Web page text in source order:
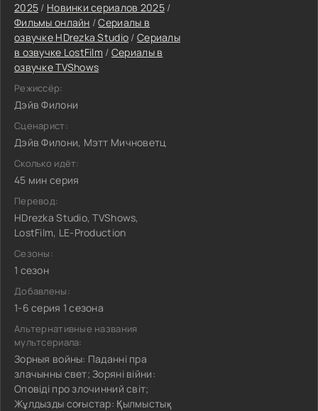
2025 / Новинки сериалов 2025/
Фильмы онлайн /Сериалы в
озвучке HDrezka Studio /Сериалы
в озвучке LostFilm / Сериалы в
озвучке TVShows
Режиссёр:
Дэйв Филони
Сценарист:
Дэйв Филони, Мэтт Мичноветц
Сколько идёт:
45 мин серия
Перевод:
HDrezka Studio, TVShows,
LostFilm, LE-Production
Сезоны:
1 сезон
Добавлены:
1-6 серия 1 сезона
Альтернативные названия
мультсериала:
Зорныя войны: Паданні пра
злачынны свет; Зоряні війни:
Оповіді про злочинний світ;
Жұлдызды соғыстар: Қылмыстық